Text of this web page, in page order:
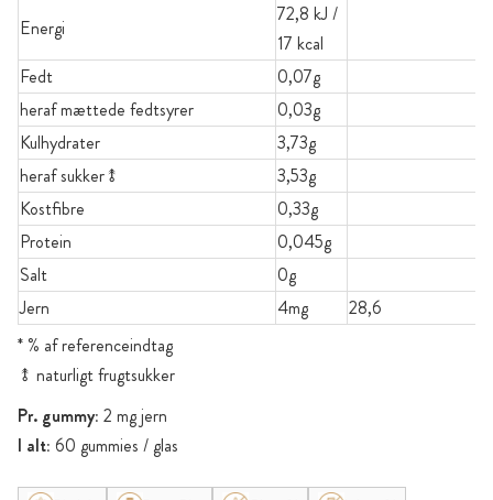
Energi
72,8 kJ /
17 kcal
Fedt
0,07g
heraf mættede fedtsyrer
0,03g
Kulhydrater
3,73g
heraf sukker⥉
3,53g
Kostfibre
0,33g
Protein
0,045g
Salt
0g
Jern
4mg
28,6
* % af referenceindtag
⥉ naturligt frugtsukker
Pr. gummy: 2 mg jern
I alt: 60 gummies / glas